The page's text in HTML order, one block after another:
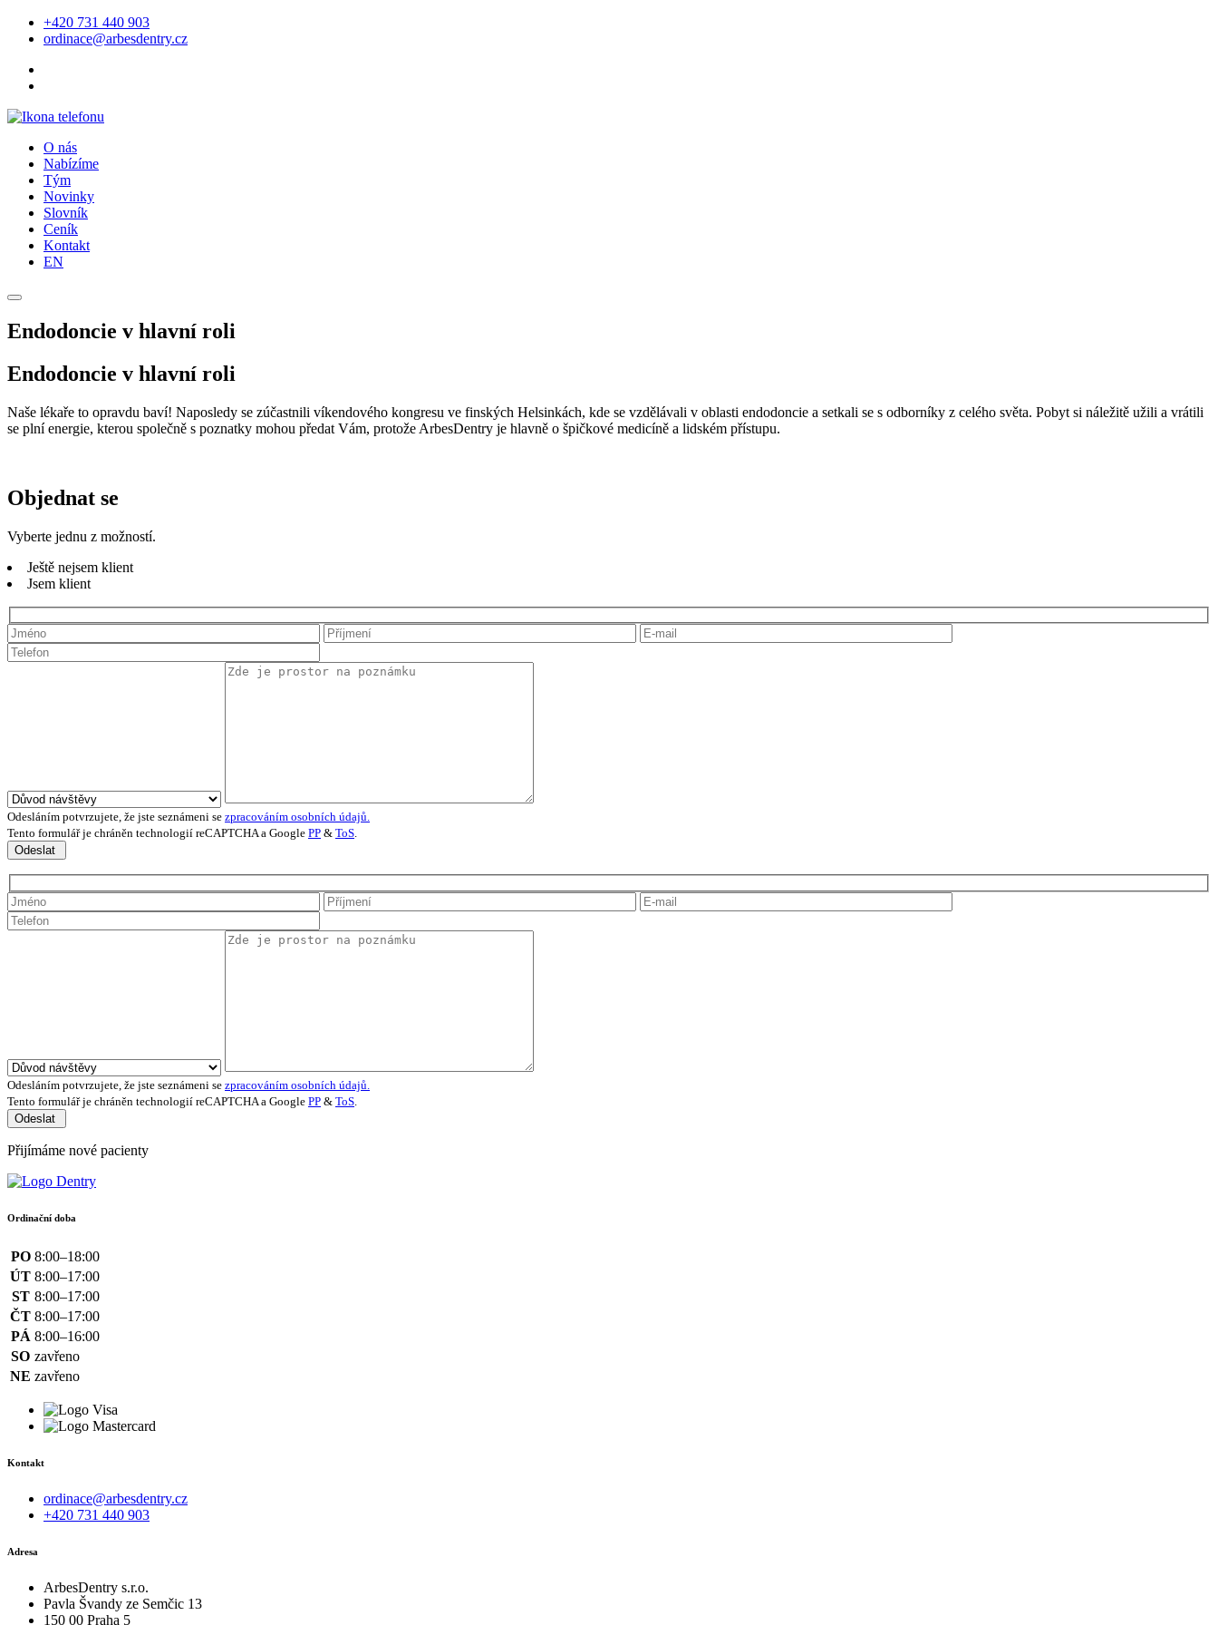
+420 731 440 903
ordinace@arbesdentry.cz
O nás
Nabízíme
Tým
Novinky
Slovník
Ceník
Kontakt
EN
Endodoncie v hlavní roli
Endodoncie v hlavní roli
Naše lékaře to opravdu baví! Naposledy se zúčastnili víkendového kongresu ve finských Helsinkách, kde se vzdělávali v oblasti endodoncie a setkali se s odborníky z celého světa. Pobyt si náležitě užili a vrátili
se plní energie, kterou společně s poznatky mohou předat Vám, protože ArbesDentry je hlavně o špičkové medicíně a lidském přístupu.
Objednat se
Vyberte jednu z možností.
Ještě nejsem klient
Jsem klient
Odesláním potvrzujete, že jste seznámeni se zpracováním osobních údajů.
Tento formulář je chráněn technologií reCAPTCHA a Google PP & ToS.
Odeslat
Odesláním potvrzujete, že jste seznámeni se zpracováním osobních údajů.
Tento formulář je chráněn technologií reCAPTCHA a Google PP & ToS
Odeslat
Přijímáme nové pacienty
Ordinační doba
PO 8:00–18:00
ÚT 8:00–17:00
ST 8:00–17:00
ČT 8:00–17:00
PÁ 8:00–16:00
SO zavřeno
NE zavřeno
Kontakt
ordinace@arbesdentry.cz
+420 731 440 903
Adresa
ArbesDentry s.r.o.
Pavla Švandy ze Semčic 13
150 00 Praha 5